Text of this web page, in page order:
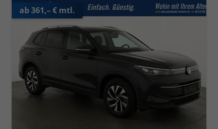
ab 361,– € mtl.